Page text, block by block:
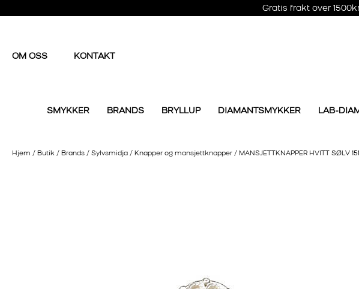
Gratis frakt over
OM OSS KONTAKT
SMYKKER BRANDS BRYLLUP DIAMANTSMYKKER LAB-
Hjem / Butik / Brands / Sylvsmidja / Knapper og mansjettknapper / MANSJETTKNAPPER HVITT SØLV